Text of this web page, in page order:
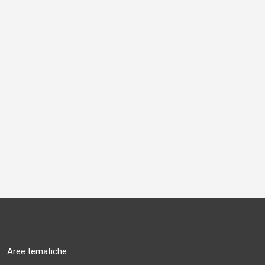
Aree tematiche